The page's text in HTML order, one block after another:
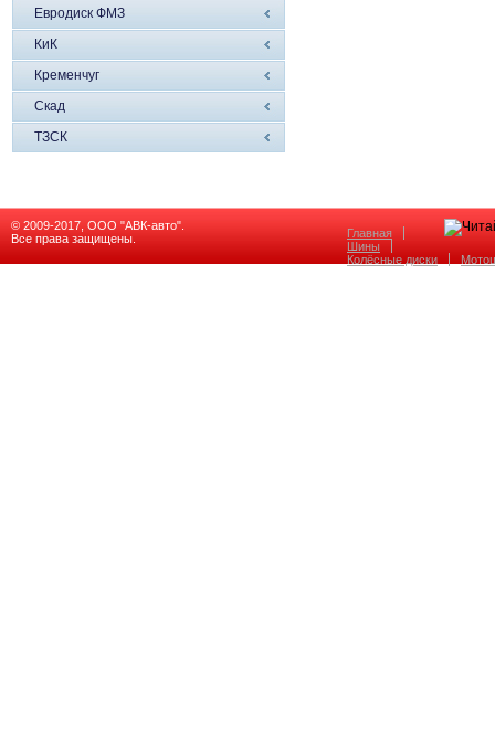
Евродиск ФМЗ
КиК
Кременчуг
Скад
ТЗСК
© 2009-2017, ООО "АВК-авто".
Все права защищены.
Главная
Шины
Колёсные диски